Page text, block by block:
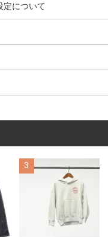
定について
3